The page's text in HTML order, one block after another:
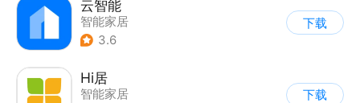
云智能
智能家居
3.6
下载
Hi居
智能家居
下载